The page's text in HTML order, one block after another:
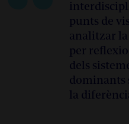
punts de
analitzar
per
dels
dominants
la